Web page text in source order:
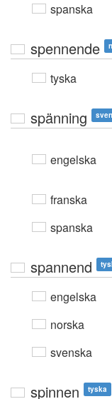
spanska
spennende
tyska
spänning
engelska
franska
spanska
spannend
engelska
norska
svenska
spinnen tyska